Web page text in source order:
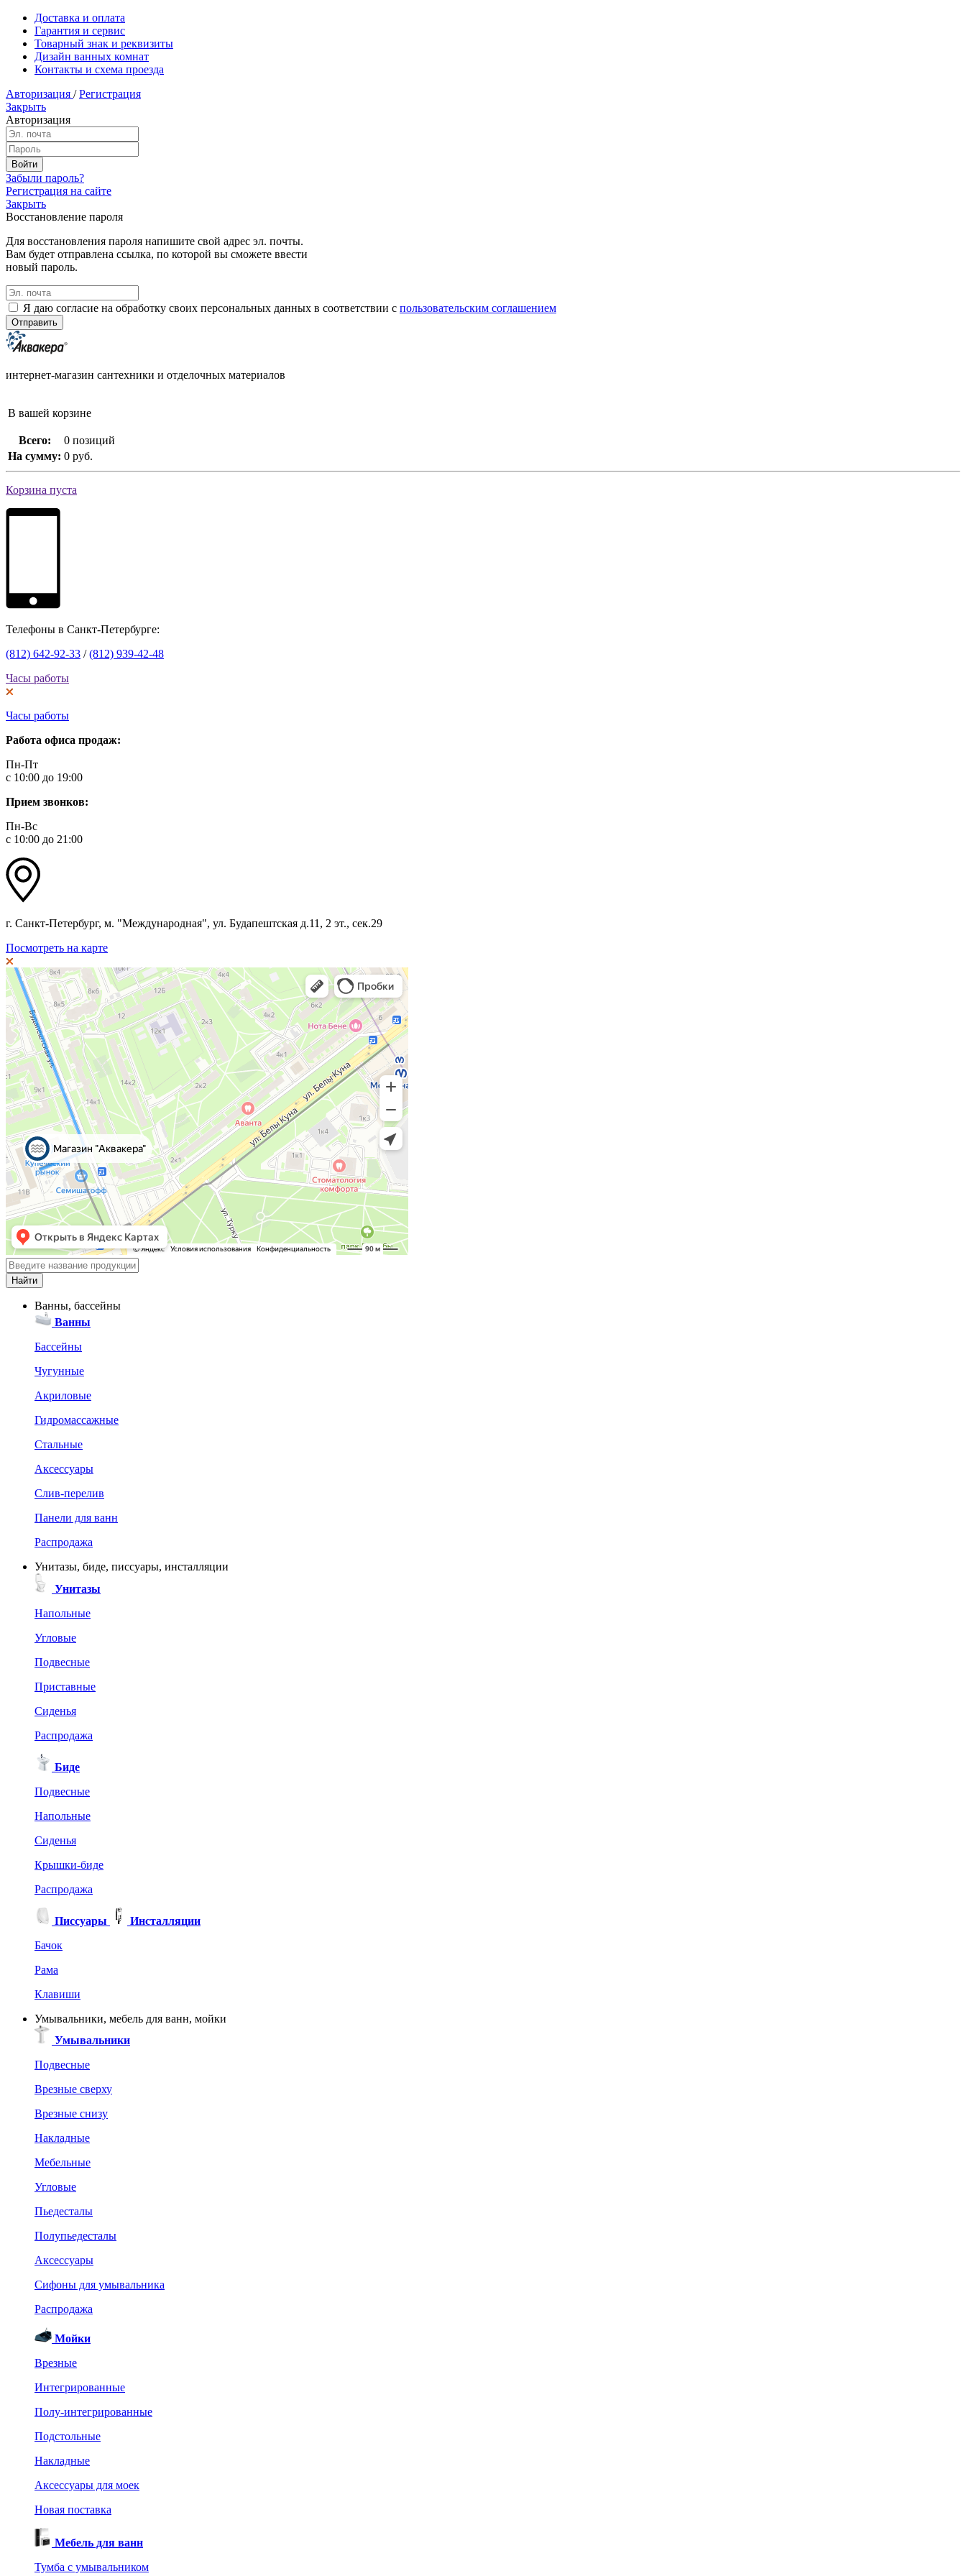
Доставка и оплата
Гарантия и сервис
Товарный знак и реквизиты
Дизайн ванных комнат
Контакты и схема проезда
Авторизация / Регистрация
Закрыть
Авторизация
Забыли пароль?
Регистрация на сайте
Закрыть
Восстановление пароля
Для восстановления пароля напишите свой адрес эл. почты.
Вам будет отправлена ссылка, по которой вы сможете ввести
новый пароль.
Я даю согласие на обработку своих персональных данных в соответствии с пользовательским соглашением
интернет-магазин сантехники и отделочных материалов
В вашей корзине
Всего:
0 позиций
На сумму: 0 руб.
Корзина пуста
Телефоны в Санкт-Петербурге:
(812) 642-92-33 /(812) 939-42-48
Часы работы
Часы работы
Работа офиса продаж:
Пн-Пт
с 10:00 до 19:00
Прием звонков:
Пн-Вс
с 10:00 до 21:00
г. Санкт-Петербург, м. "Международная", ул. Будапештская д.11, 2 эт., сек.29
Посмотреть на карте
Ванны, бассейны
Ванны
Бассейны
Чугунные
Акриловые
Гидромассажные
Стальные
Аксессуары
Слив-перелив
Панели для ванн
Распродажа
Унитазы, биде, писсуары, инсталляции
Унитазы
Напольные
Угловые
Подвесные
Приставные
Сиденья
Распродажа
Биде
Подвесные
Напольные
Сиденья
Крышки-биде
Распродажа
Писсуары
Инсталляции
Бачок
Рама
Клавиши
Умывальники, мебель для ванн, мойки
Умывальники
Подвесные
Врезные сверху
Врезные снизу
Накладные
Мебельные
Угловые
Пьедесталы
Полупьедесталы
Аксессуары
Сифоны для умывальника
Распродажа
Мойки
Врезные
Интегрированные
Полу-интегрированные
Подстольные
Накладные
Аксессуары для моек
Новая поставка
Мебель для ванн
Тумба с умывальником